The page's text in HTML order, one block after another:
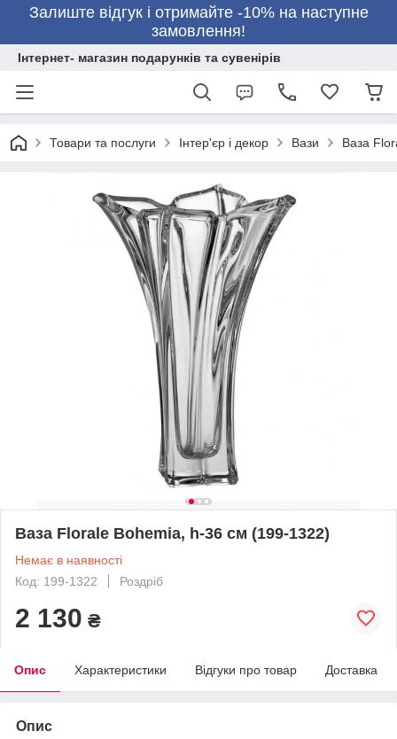
Залиште відгук і отримайте -10% на наступне
замовлення!
Інтернет- магазин подарунків та сувенірів
Товари та послуги Інтер'єр і декор Вази Ваза
Ваза Florale Bohemia, h-36 см (199-1322)
Немає в наявності
Код: 199-1322
Роздріб
2 130 ₴
Опис Характеристики Відгуки про товар Доставка
Опис